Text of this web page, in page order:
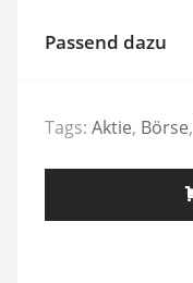
Passend dazu
Tags: Aktie, Börse,